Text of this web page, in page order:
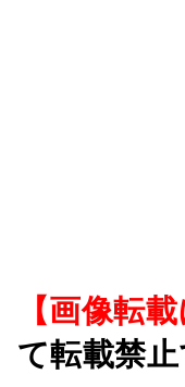
【画像転
て転載禁止